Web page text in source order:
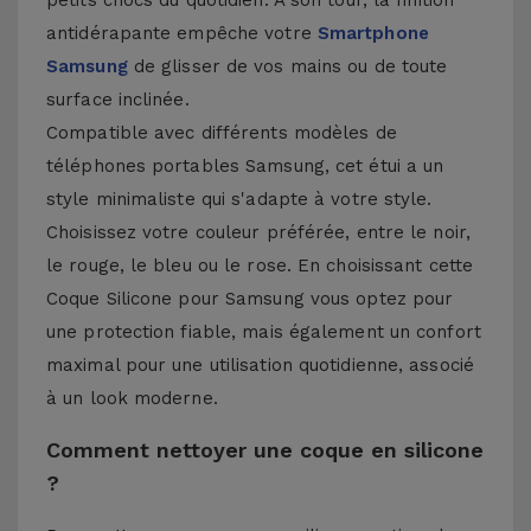
antidérapante empêche votre Smartphone
Samsungde glisser de vos mains ou de toute
surface inclinée.
Compatible avec différents modèles de
téléphones portables Samsung, cet étui a un
style minimaliste qui s'adapte à votre style.
Choisissez votre couleur préférée, entre le noir,
le rouge, le bleu ou le rose. En choisissant cette
Coque Silicone pour Samsung vous optez pour
une protection fiable, mais également un confort
maximal pour une utilisation quotidienne, associé
à un look moderne.
Comment nettoyer une coque en silicone
?